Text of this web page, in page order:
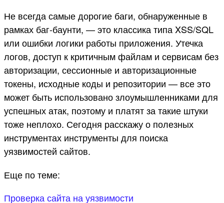
Не всегда самые дорогие баги, обнаруженные в
рамках баг-баунти, — это классика типа XSS/SQL
или ошибки логики работы приложения. Утечка
логов, доступ к критичным файлам и сервисам без
авторизации, сессионные и авторизационные
токены, исходные коды и репозитории — все это
может быть использовано злоумышленниками для
успешных атак, поэтому и платят за такие штуки
тоже неплохо. Сегодня расскажу о полезных
инструментах инструменты для поиска
уязвимостей сайтов.
Еще по теме:
Проверка сайта на уязвимости